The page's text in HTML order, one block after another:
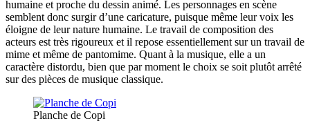
humaine et proche du dessin animé. Les personnages en scène
semblent donc surgir d’une caricature, puisque même leur voix les
éloigne de leur nature humaine. Le travail de composition des
acteurs est très rigoureux et il repose essentiellement sur un travail de
mime et même de pantomime. Quant à la musique, elle a un
caractère distordu, bien que par moment le choix se soit plutôt arrêté
sur des pièces de musique classique.
Planche de Copi